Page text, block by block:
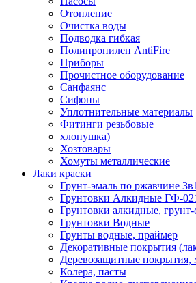
Отопление
Очистка воды
Подводка гибкая
Полипропилен AntiFire
Приборы
Прочистное оборудование
Санфаянс
Сифоны
Уплотнительные материалы
Фитинги резьбовые
хлопушка)
Хозтовары
Хомуты металлические
Лаки краски
Грунт-эмаль по ржавчине 3в1
Грунтовки Алкидные ГФ-
Грунтовки алкидные, грунт-
Грунтовки Водные
Грунты водные, праймер
Декоративные покрытия
Деревозащитные покрытия,
Колера, пасты